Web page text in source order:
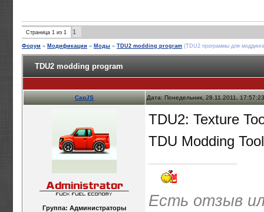
Страница 1 из 1 1
Форум » Модификации » Моды » TDU2 modding program (TDU2 программы для
TDU2 modding program
CapJS Дата: Понедельник, 28.11.2011,
Группа: Администраторы
TDU2: Texture
TDU Modding
Есть отзыв